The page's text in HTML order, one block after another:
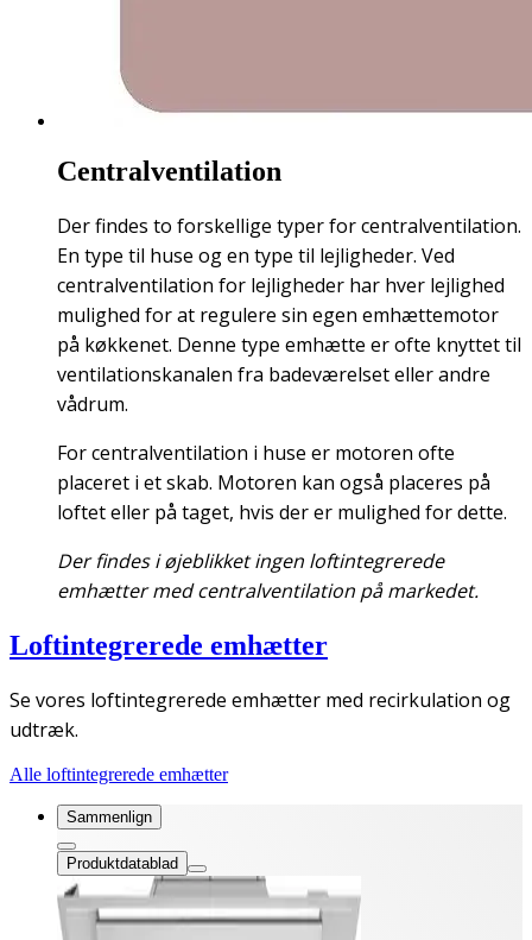
Centralventilation
Der findes to forskellige typer for centralventilation.
En type til huse og en type til lejligheder. Ved
centralventilation for lejligheder har hver lejlighed
mulighed for at regulere sin egen emhættemotor
på køkkenet. Denne type emhætte er ofte knyttet til
ventilationskanalen fra badeværelset eller andre
vådrum.
For centralventilation i huse er motoren ofte
placeret i et skab. Motoren kan også placeres på
loftet eller på taget, hvis der er mulighed for dette.
Der findes i øjeblikket ingen loftintegrerede
emhætter med centralventilation på markedet.
Loftintegrerede emhætter
Se vores loftintegrerede emhætter med recirkulation og
udtræk.
Alle loftintegrerede emhætter
Sammenlign
Produktdatablad